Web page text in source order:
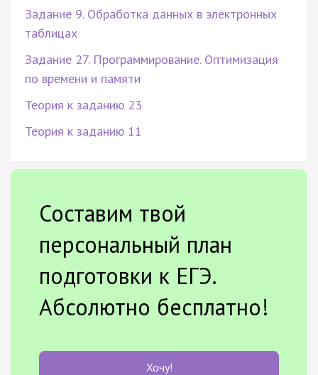
Задание 9. Обработка данных в электронных
таблицах
Задание 27. Программирование. Оптимизация
по времени и памяти
Теория к заданию 23
Теория к заданию 11
Составим твой
персональный план
подготовки к ЕГЭ.
Абсолютно бесплатно!
Хочу!